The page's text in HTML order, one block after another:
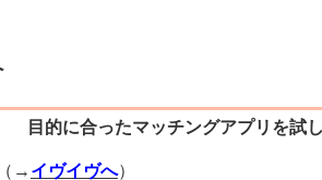
目的に合ったマッチングアプリを試
→ イヴイヴへ）